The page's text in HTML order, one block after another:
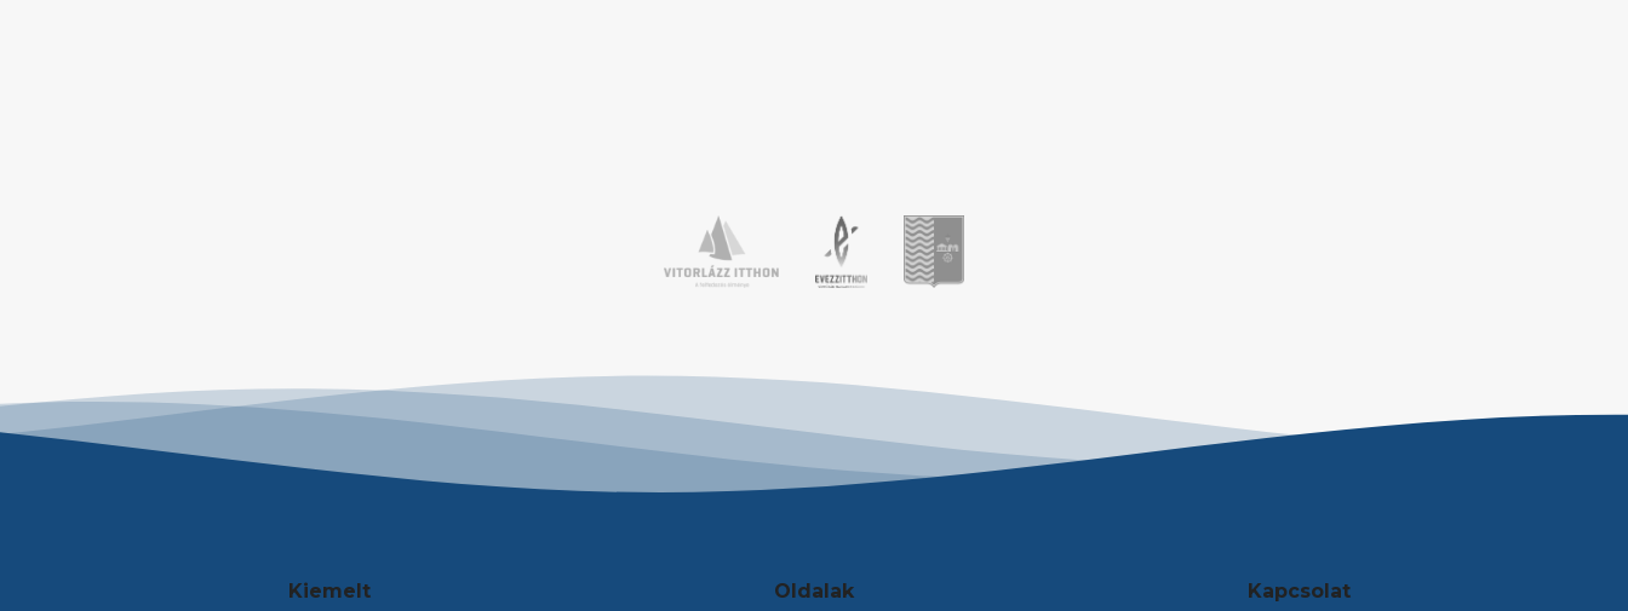
Kiemelt Oldalak Kapcsolat